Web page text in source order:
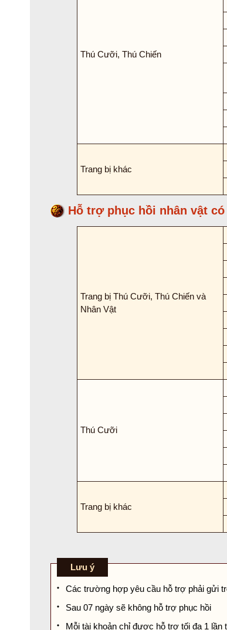
Thú Cưỡi, Thú Chiến
Trang bị khác
Hỗ trợ phục hồi nhân vật
Trang bị Thú Cưỡi, Thú Chiến và
Nhân Vật
Thú Cưỡi
Trang bị khác
Lưu ý
Các trường hợp yêu cầu hỗ trợ phải gửi
Sau 07 ngày sẽ không hỗ trợ phục hồi
Mỗi tài khoản chỉ được hỗ trợ tối đa 1 lần